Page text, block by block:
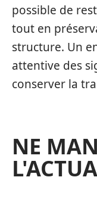
possible de
tout en
structure. Un
attentive des
conserver la
NE